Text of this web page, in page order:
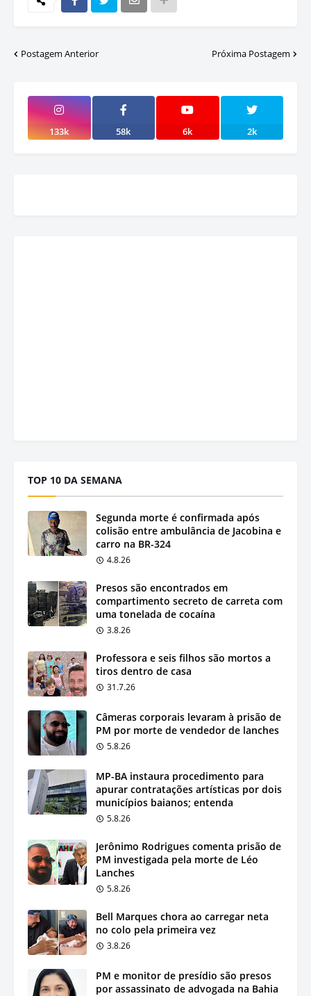
Postagem Anterior Próxima Postagem
133k 58k 6k 2k
TOP 10 DA SEMANA
Segunda morte é confirmada após
colisão entre ambulância de Jacobina e
carro na BR-324
4.8.26
Presos são encontrados em
compartimento secreto de carreta com
uma tonelada de cocaína
3.8.26
Professora e seis filhos são mortos a
tiros dentro de casa
31.7.26
Câmeras corporais levaram à prisão de
PM por morte de vendedor de lanches
5.8.26
MP-BA instaura procedimento para
apurar contratações artísticas por dois
municípios baianos; entenda
5.8.26
Jerônimo Rodrigues comenta prisão de
PM investigada pela morte de Léo
Lanches
5.8.26
Bell Marques chora ao carregar neta
no colo pela primeira vez
3.8.26
PM e monitor de presídio são presos
por assassinato de advogada na Bahia